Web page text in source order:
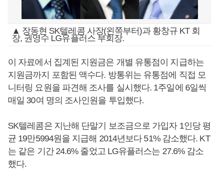
▲ 장동현 SK텔레콤 사장(왼쪽부터)과 황창규 KT 회
장, 권영수 LG유플러스 부회장.
이 자료에서 집계된 지원금은 개별 유통점이 지급하는
지원금까지 포함된 액수다. 방통위는 유통점에 직접 모
니터링 요원을 파견해 조사를 실시했다. 1주일에 6일씩
매일 30여 명의 조사인원을 투입했다.
SK텔레콤은 지난해 단말기 보조금으로 가입자 1인당 평
균 19만5994원을 지급해 2014년보다 51% 감소했다. KT
는 같은 기간 24.6% 줄었고 LG유플러스는 27.6% 감소
했다.